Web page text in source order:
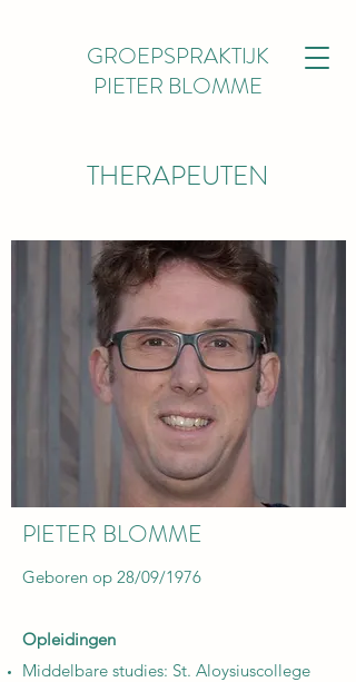
GROEPSPRAKTIJK
PIETER BLOMME
THERAPEUTEN
PIETER BLOMME
Geboren op 28/09/1976
Opleidingen
Middelbare studies: St. Aloysiuscollege